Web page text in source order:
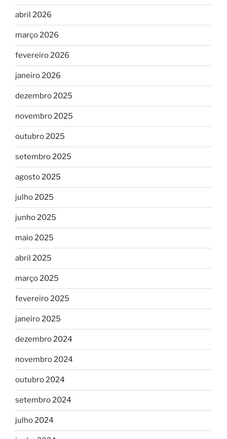
abril 2026
março 2026
fevereiro 2026
janeiro 2026
dezembro 2025
novembro 2025
outubro 2025
setembro 2025
agosto 2025
julho 2025
junho 2025
maio 2025
abril 2025
março 2025
fevereiro 2025
janeiro 2025
dezembro 2024
novembro 2024
outubro 2024
setembro 2024
julho 2024